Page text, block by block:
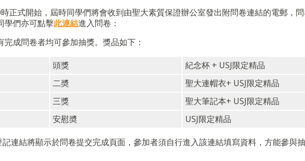
正式開始，屆時同學們將會收到由聖大素質保證辦公室發出附問卷連結的電郵，
學們亦可點擊此連結進入問卷：
成問卷者均可參加抽獎。獎品如下：
頭獎
紀念杯 + USJ限定精品
二奬
聖大連帽衣+ USJ限定精品
三獎
聖大筆記本+ USJ限定精品
安慰奬 USJ限定精品
連結將顯示於問卷提交完成頁面，參加者須自行進入該連結填寫資料，方能參與